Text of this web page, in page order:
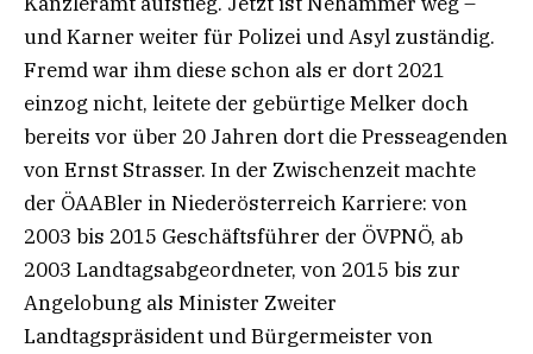
und Karner weiter für Polizei und Asyl zuständig.
Fremd war ihm diese schon als er dort 2021
einzog nicht, leitete der gebürtige Melker doch
bereits vor über 20 Jahren dort die Presseagenden
von Ernst Strasser. In der Zwischenzeit machte
der ÖAABler in Niederösterreich Karriere: von
2003 bis 2015 Geschäftsführer der ÖVPNÖ, ab
2003 Landtagsabgeordneter, von 2015 bis zur
Angelobung als Minister Zweiter
Landtagspräsident und Bürgermeister von